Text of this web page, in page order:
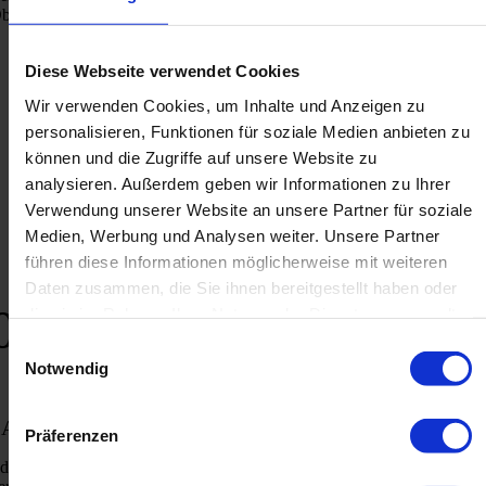
Diese Webseite verwendet Cookies
Wir verwenden Cookies, um Inhalte und Anzeigen zu
personalisieren, Funktionen für soziale Medien anbieten zu
können und die Zugriffe auf unsere Website zu
analysieren. Außerdem geben wir Informationen zu Ihrer
Verwendung unserer Website an unsere Partner für soziale
Medien, Werbung und Analysen weiter. Unsere Partner
führen diese Informationen möglicherweise mit weiteren
Daten zusammen, die Sie ihnen bereitgestellt haben oder
Einwilligungsauswahl
Notwendig
Präferenzen
MAT in verschiedenen RAL-Farben hergestellt.
Mehr erfahren
profi liertes Dachpaneel mit Aussen- und Innenschale aus